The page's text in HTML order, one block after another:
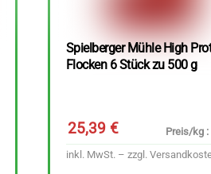
Spielberger Mühle High
Flocken 6 Stück zu 500 g
25,39 €
Preis/kg :
inkl. MwSt. – zzgl.